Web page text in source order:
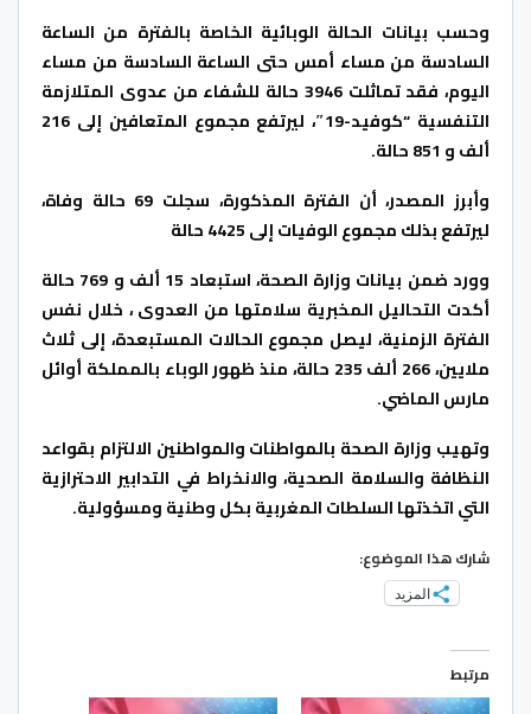
وحسب بيانات الحالة الوبائية الخاصة بالفترة من الساعة
السادسة من مساء أمس حتى الساعة السادسة من مساء
اليوم، فقد تماثلت 3946 حالة للشفاء من عدوى المتلازمة
التنفسية “كوفيد-19″، ليرتفع مجموع المتعافين إلى 216
ألف و 851 حالة.
وأبرز المصدر، أن الفترة المذكورة، سجلت 69 حالة وفاة،
ليرتفع بذلك مجموع الوفيات إلى 4425 حالة
وورد ضمن بيانات وزارة الصحة، استبعاد 15 ألف و 769 حالة
أكدت التحاليل المخبرية سلامتها من العدوى ، خلال نفس
الفترة الزمنية، ليصل مجموع الحالات المستبعدة، إلى ثلاث
ملايين، 266 ألف 235 حالة، منذ ظهور الوباء بالمملكة أوائل
مارس الماضي.
وتهيب وزارة الصحة بالمواطنات والمواطنين الالتزام بقواعد
النظافة والسلامة الصحية، والانخراط في التدابير الاحترازية
التي اتخذتها السلطات المغربية بكل وطنية ومسؤولية.
شارك هذا الموضوع:
المزيد
مرتبط